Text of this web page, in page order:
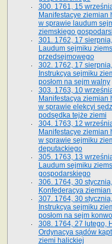
300. 1761, 15
Manifestacye ziemian
w sprawie laudum
ziemskiego
301. 1762, 17
Laudum sejmiku
przedsejmowego
302. 1762, 17
Instrukcya sejmiku
posłom na sejm walny
303. 1763, 10
Manifestacya ziemian
w sprawie elekcyi
podsędka tejże ziemi
304. 1763, 12
Manifestacye ziemian
w sprawie sejmiku
deputackiego
305. 1763, 13
Laudum sejmiku
gospodarskiego
306. 1764, 30
Konfederacya
307. 1764, 30
Instrukcya sejmiku
posłom na sejm
308. 1764, 27 lutego,
Ordynacya sądów
ziemi halickiej